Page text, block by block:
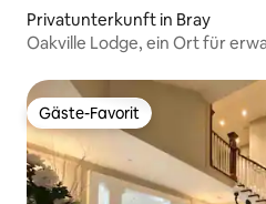
Privatunterkunft in Bray
Oakville Lodge, ein Ort für
Gäste-Favorit
Gäste-Favorit